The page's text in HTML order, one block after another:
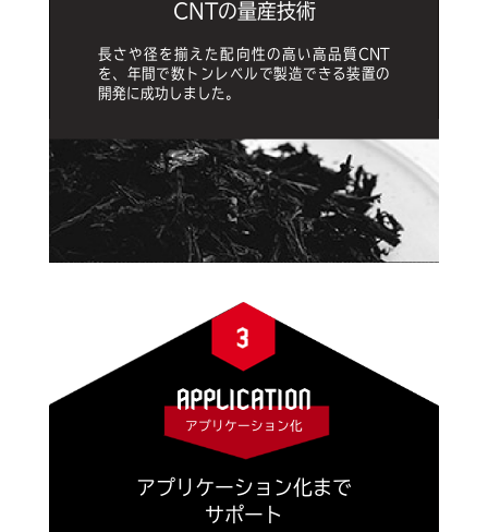
CNTの量産技術
長さや径を揃えた配向性の高い高品質CNT
を、年間で数トンレベルで製造できる装置の
開発に成功しました。
アプリケーション化
アプリケーション化まで
サポート